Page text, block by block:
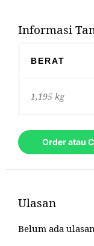
Informasi
BERAT
1,195 kg
Ulasan
Belum ada